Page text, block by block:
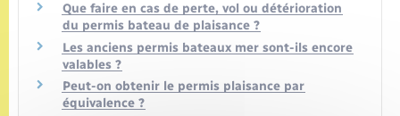
Que faire en cas de perte, vol ou détérioration
du permis bateau de plaisance ?
Les anciens permis bateaux mer sont-ils encore
valables ?
Peut-on obtenir le permis plaisance par
équivalence ?